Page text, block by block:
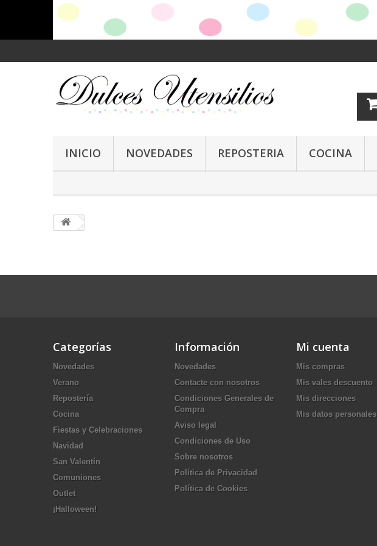
INICIO NOVEDADES REPOSTERIA COCINA
Categorías
Novedades
Verano
Repostería
Cocina
Fiestas y Celebraciones
Navidad
San Valentín
Comuniones
Outlet
¡Halloween!
Información
Novedades
Contacte con nosotros
Condiciones Generales de
Compra
Aviso legal
Condiciones de Uso
Sobre nosotros
Política de Privacidad
Política de Cookies
Mi cuenta
Mis compras
Mis vales descuento
Mis direcciones
Mis datos personales